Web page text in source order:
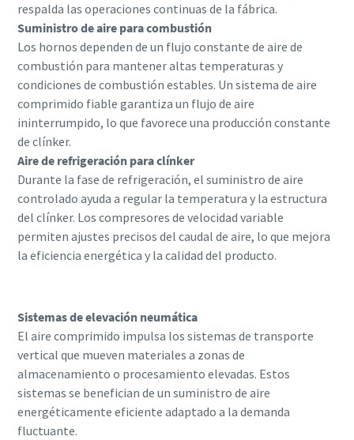
respalda las operaciones continuas de la fábrica.
Suministro de aire para combustión
Los hornos dependen de un flujo constante de aire de
combustión para mantener altas temperaturas y
condiciones de combustión estables. Un sistema de aire
comprimido fiable garantiza un flujo de aire
ininterrumpido, lo que favorece una producción constante
de clínker.
Aire de refrigeración para clínker
Durante la fase de refrigeración, el suministro de aire
controlado ayuda a regular la temperatura y la estructura
del clínker. Los compresores de velocidad variable
permiten ajustes precisos del caudal de aire, lo que mejora
la eficiencia energética y la calidad del producto.
Sistemas de elevación neumática
El aire comprimido impulsa los sistemas de transporte
vertical que mueven materiales a zonas de
almacenamiento o procesamiento elevadas. Estos
sistemas se benefician de un suministro de aire
energéticamente eficiente adaptado a la demanda
fluctuante.